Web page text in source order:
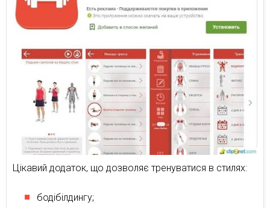
Цікавий додаток, що дозволяє тренуватися в стилях:
бодібілдингу;